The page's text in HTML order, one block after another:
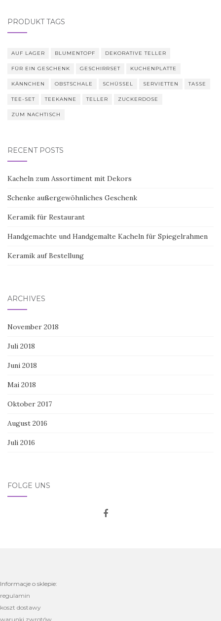
PRODUKT TAGS
AUF LAGER BLUMENTOPF DEKORATIVE TELLER
FÜR EIN GESCHENK GESCHIRRSET KUCHENPLATTE
KÄNNCHEN OBSTSCHALE SCHÜSSEL SERVIETTEN TASSE
TEE-SET TEEKANNE TELLER ZUCKERDOSE
ZUM NACHTISCH
RECENT POSTS
Kacheln zum Assortiment mit Dekors
Schenke außergewöhnliches Geschenk
Keramik für Restaurant
Handgemachte und Handgemalte Kacheln für Spiegelrahmen
Keramik auf Bestellung
ARCHIVES
November 2018
Juli 2018
Juni 2018
Mai 2018
Oktober 2017
August 2016
Juli 2016
FOLGE UNS
Informacje o sklepie:
regulamin
koszt dostawy
warunki zwrotów